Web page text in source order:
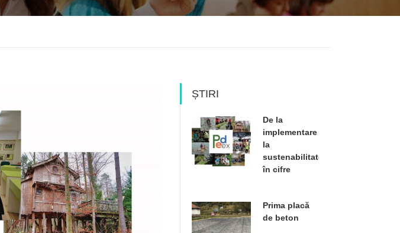
ȘTIRI
De la
implementare
la
sustenabilitate
în cifre
Prima placă
de beton